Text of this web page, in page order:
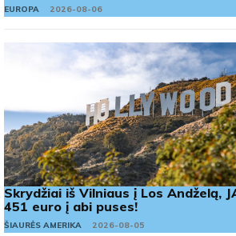
EUROPA 2026-08-06
Skrydžiai iš Vilniaus į Los Andželą,
451 euro į abi puses!
ŠIAURĖS AMERIKA 2026-08-05